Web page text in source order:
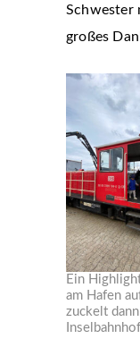
Schwester
großes
Ein
am Hafen
zuckelt
Inselbahnhof